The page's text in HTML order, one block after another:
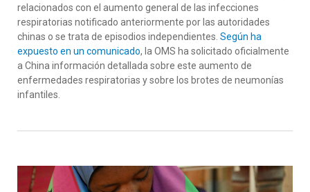
relacionados con el aumento general de las infecciones
respiratorias notificado anteriormente por las autoridades
chinas o se trata de episodios independientes. Según ha
expuesto en un comunicado, la OMS ha solicitado oficialmente
a China información detallada sobre este aumento de
enfermedades respiratorias y sobre los brotes de neumonías
infantiles.